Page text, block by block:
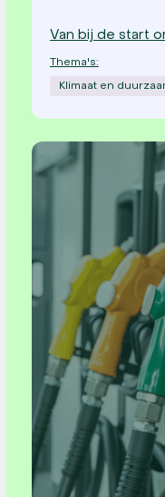
Van bij de start
Thema's:
Klimaat en